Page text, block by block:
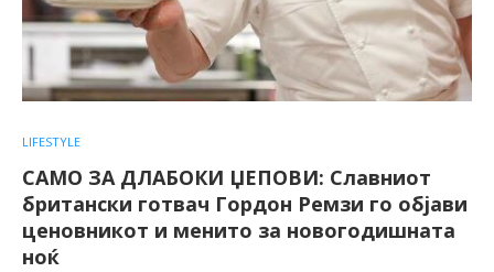
LIFESTYLE
САМО ЗА ДЛАБОКИ ЏЕПОВИ: Славниот
британски готвач Гордон Ремзи го објави
ценовникот и менито за новогодишната
ноќ